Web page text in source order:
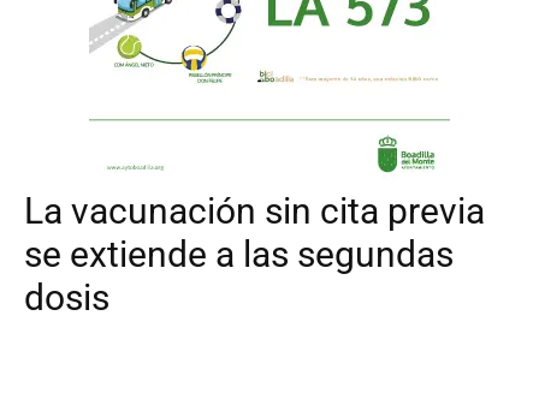
La vacunación sin cita previa
se extiende a las segundas
dosis